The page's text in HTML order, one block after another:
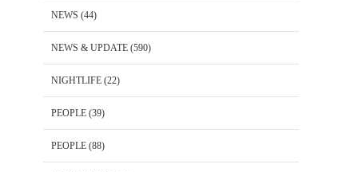
NEWS (44)
NEWS & UPDATE (590)
NIGHTLIFE (22)
PEOPLE (39)
PEOPLE (88)